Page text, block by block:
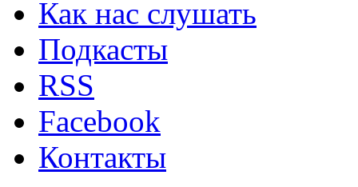
Как нас слушать
Подкасты
RSS
Facebook
Контакты